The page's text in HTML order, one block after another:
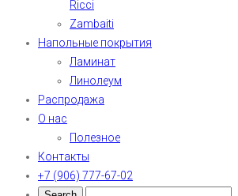
Ricci
Zambaiti
Напольные покрытия
Ламинат
Линолеум
Распродажа
О нас
Полезное
Контакты
+7 (906) 777-67-02